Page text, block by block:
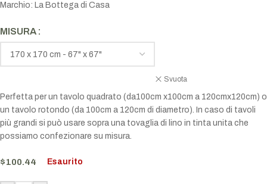
Marchio: La Bottega di Casa
MISURA
Svuota
Perfetta per un tavolo quadrato (da100cm x100cm a 120cmx120cm) o
un tavolo rotondo (da 100cm a 120cm di diametro). In caso di tavoli
più grandi si può usare sopra una tovaglia di lino in tinta unita che
possiamo confezionare su misura.
$100.44 Esaurito